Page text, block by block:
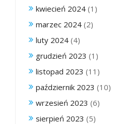
kwiecień 2024 (1)
marzec 2024 (2)
luty 2024 (4)
grudzień 2023 (1)
listopad 2023 (11)
październik 2023 (10)
wrzesień 2023 (6)
sierpień 2023 (5)